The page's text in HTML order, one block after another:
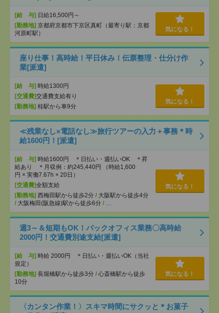
[給 与] 日給16,500円～
[勤務地] 京都府京都市下京区真町（最寄り駅：京都
河原町駅）
気になる！
座り仕事！高時給！平日休み！伝票整理・仕分け作
業[派遣]
[給 与] 時給1300円
[交通費]交通費支給有り
[勤務地] 桂駅から車9分
気になる！
≪残業なし×電話なし≫旅行ツアーの入力＋事務＊時
給1600円！[派遣]
[給 与] 時給1600円 ＊日払い・週払いOK ＊昇
給あり ＊月収例：約245,440円 （時給1,600
円 × 実働7.67h × 20日）
[交通費]全額支給
[勤務地] 西梅田駅から徒歩2分 / 大阪駅から徒歩4分
/ 大阪梅田(阪急線)駅から徒歩6分 / …
気になる！
週3～＆短期もOK！バックオフィス業務〇高時給
2000円！交通費別途支給[派遣]
[給 与] 時給 2000円 ＊日払い・週払いOK（当社
規定）
[勤務地] 長堀橋駅から徒歩3分 / 心斎橋駅から徒歩
10分
気になる！
〈カンタン作業！〉スキマ時間にサクッと＊お菓子